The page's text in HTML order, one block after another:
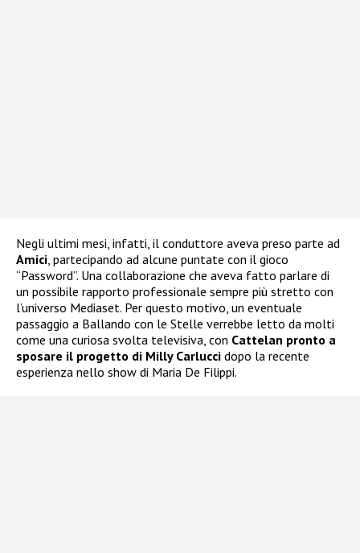
Negli ultimi mesi, infatti, il conduttore aveva preso parte ad
Amici, partecipando ad alcune puntate con il gioco
“Password”. Una collaborazione che aveva fatto parlare di
un possibile rapporto professionale sempre più stretto con
l’universo Mediaset. Per questo motivo, un eventuale
passaggio a Ballando con le Stelle verrebbe letto da molti
come una curiosa svolta televisiva, con Cattelan pronto a
sposare il progetto di Milly Carlucci dopo la recente
esperienza nello show di Maria De Filippi.